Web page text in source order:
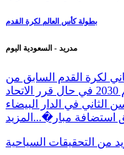
بطولة كأس العالم لكرة القدم
مدريد - السعودية اليوم
لكرة القدم السابق من
بلاده الانسحاب من استضافة كأس العالم 2030 في حال قرر الاتحاد
الثاني في الدار البيضاء
استضافة مبار�... المزيد
من التحقيقات السياحية